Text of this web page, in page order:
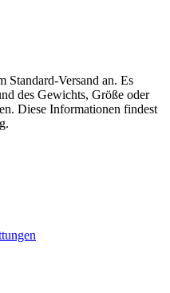
Standard-Versand an. Es
des Gewichts, Größe oder
Diese Informationen findest